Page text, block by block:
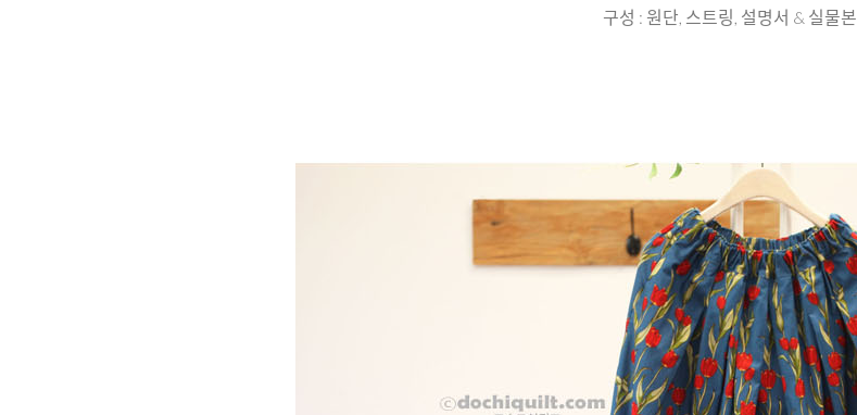
구성 : 원단, 스트링, 설명서 & 실물본